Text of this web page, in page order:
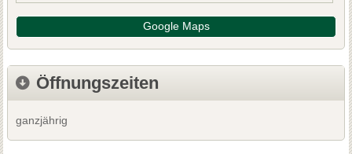
Google Maps
Öffnungszeiten
ganzjährig